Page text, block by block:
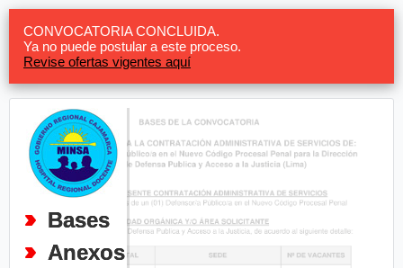
CONVOCATORIA CONCLUIDA.
Ya no puede postular a este proceso.
Revise ofertas vigentes aquí
Bases
Anexos